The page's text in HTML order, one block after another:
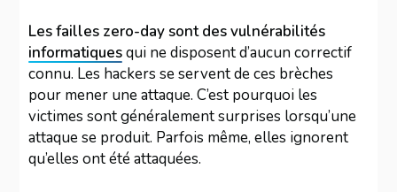
Les failles zero-day sont des vulnérabilités
informatiquesqui ne disposent d’aucun correctif
connu. Les hackers se servent de ces brèches
pour mener une attaque. C’est pourquoi les
victimes sont généralement surprises lorsqu’une
attaque se produit. Parfois même, elles ignorent
qu’elles ont été attaquées.